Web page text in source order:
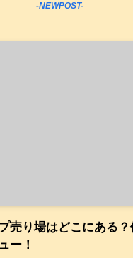
-NEWPOST-
売り場はどこにある
ー！